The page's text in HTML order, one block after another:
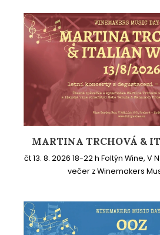
MARTINA TRCHOVÁ &
čt 13. 8. 2026 18-22 h Foltýn Wine, V
večer z Winemakers